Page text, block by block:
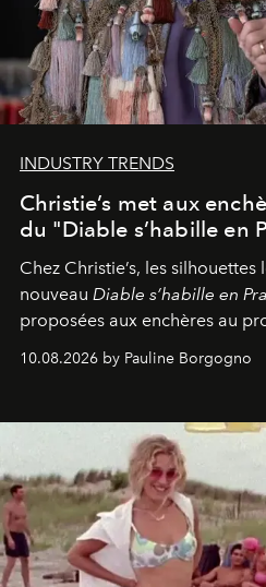
INDUSTRY TRENDS
Christie’s met aux
du "Diable s’habille en
Chez Christie’s, les
nouveau Diable s’habille en
proposées aux enchères au
engagées pour la presse et la
10.08.2026 by Pauline Borgogno